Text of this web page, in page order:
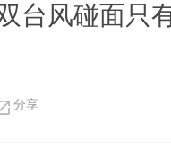
台风碰面只
分享